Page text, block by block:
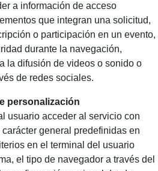
a información de acceso
que integran una solicitud,
o participación en un evento,
durante la navegación,
la difusión de videos o sonido o
de redes sociales.
personalización
usuario acceder al servicio con
general predefinidas en
en el terminal del usuario
el tipo de navegador a través del